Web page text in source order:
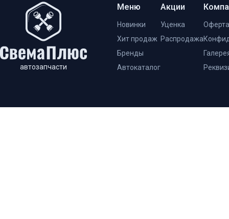
автозапчасти
Меню
Новинки
Хит продаж
Бренды
Автокаталог
Акции
Уценка
Распродажа
Оферта